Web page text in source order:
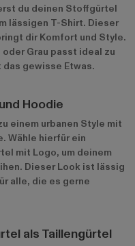
du deinen Stoffgürtel
lässigen T-Shirt. Dieser
dir Komfort und Style.
Grau passt ideal zu
gewisse Etwas.
Hoodie
einem urbanen Style mit
Wähle hierfür ein
mit Logo, um deinem
Dieser Look ist lässig
alle, die es gerne
als Taillengürtel